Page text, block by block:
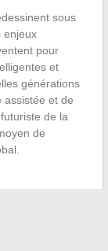
sous
enjeux
pour
et
générations
assistée et de
de la
de